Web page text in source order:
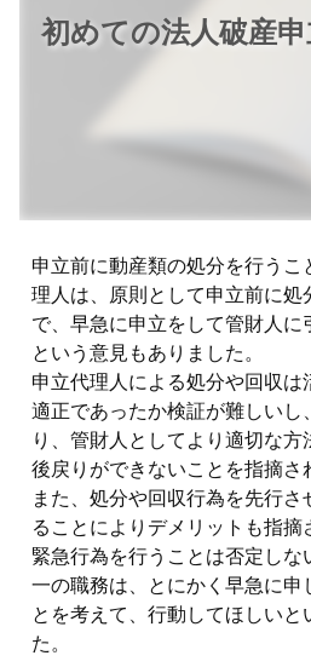
初めての法人破産申
申立前に動産類の処分を行うこ
理人は、原則として申立前に処
で、早急に申立をして管財人に
という意見もありました。
申立代理人による処分や回収は
適正であったか検証が難しいし
り、管財人としてより適切な方
後戻りができないことを指摘さ
また、処分や回収行為を先行
ることによりデメリットも指摘
緊急行為を行うことは否定しな
一の職務は、とにかく早急に申
とを考えて、行動してほしいと
た。